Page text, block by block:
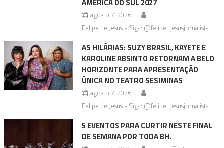
AMÉRICA DO SUL 2027
agosto 7, 2026
Felipe de Jesus - Siga: @felipe_jesusjornalista
AS HILÁRIAS: SUZY BRASIL, KAYETE E
KAROLINE ABSINTO RETORNAM A BELO
HORIZONTE PARA APRESENTAÇÃO
ÚNICA NO TEATRO SESIMINAS
agosto 7, 2026
Felipe de Jesus - Siga: @felipe_jesusjornalista
5 EVENTOS PARA CURTIR NESTE FINAL
DE SEMANA POR TODA BH.